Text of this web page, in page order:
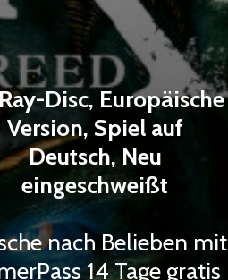
Disc, Europäische
Version, Spiel auf
Deutsch, Neu
eingeschweißt
nach Belieben mit
14 Tage gratis